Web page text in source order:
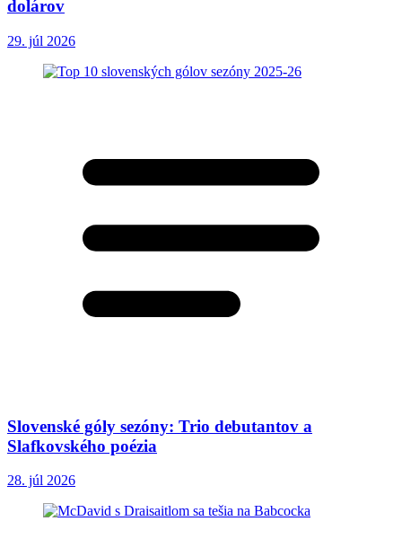
dolárov
29. júl 2026
Slovenské góly sezóny: Trio debutantov a
Slafkovského poézia
28. júl 2026